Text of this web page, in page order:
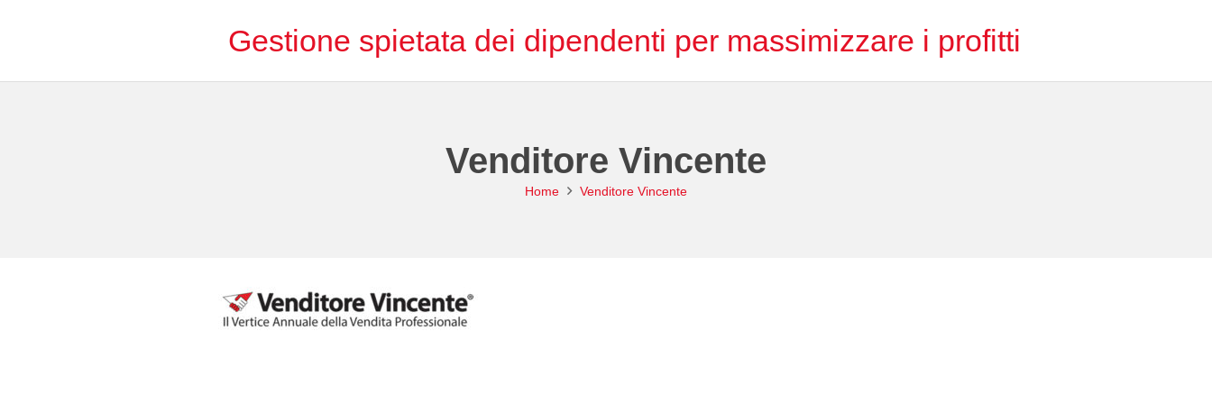
Gestione spietata dei dipendenti per massimizzare i profitti
Venditore Vincente
Home Venditore Vincente